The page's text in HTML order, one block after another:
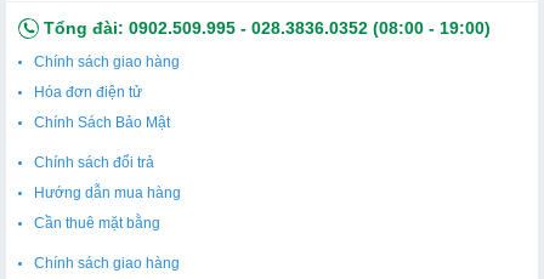
Tổng đài: 0902.509.995 - 028.3836.0352 (08:00 - 19:00)
Chính sách giao hàng
Hóa đơn điện tử
Chính Sách Bảo Mật
Chính sách đổi trả
Hướng dẫn mua hàng
Cần thuê mặt bằng
Chính sách giao hàng